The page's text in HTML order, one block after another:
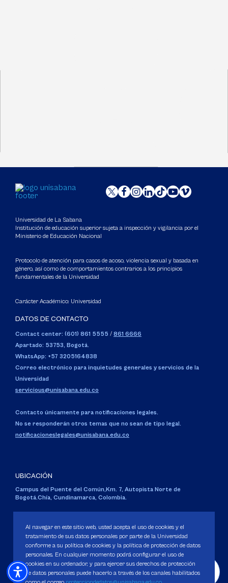
Universidad de La Sabana
Institución de educación superior sujeta a inspección y vigilancia por el
Ministerio de Educación Nacional
Protocolo de atención para casos de acoso, violencia sexual y basada en
género, así como de comportamientos contrarios a los principios
fundamentales de la Universidad
Carácter Académico: Universidad
DATOS DE CONTACTO
Contact center: (601) 861 5555 / 861 6666
Apartado: 53753, Bogotá.
WhatsApp: +57 3205164838
Correo electrónico para inquietudes generales y servicios de la
Universidad
servicious@unisabana.edu.co
Contacto únicamente para notificaciones legales.
No se responderán otros temas que no sean de tipo legal.
notificacioneslegales@unisabana.edu.co
UBICACIÓN
Campus del Puente del Común,Km. 7, Autopista Norte de
Bogotá.Chía, Cundinamarca, Colombia.
Personería Jurídica:Resolución 130 del 14 de enero de 1980.
Ministerio de Educación Nacional.
Al navegar en este sitio web, usted acepta el uso de cookies y el
tratamiento de sus datos personales por parte de la Universidad
conforme a su política de cookies y la política de protección de datos
personales. En cualquier momento podrá configurar el uso de
cookies en su ordenador, y para ejercer sus derechos de protección
de datos personales puede hacerlo a través de los canales habilitados